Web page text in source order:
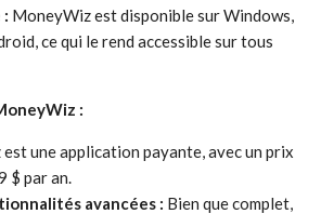
MoneyWiz est disponible sur Windows,
ce qui le rend accessible sur tous
:
une application payante, avec un prix
$ par an.
avancées : Bien que complet,